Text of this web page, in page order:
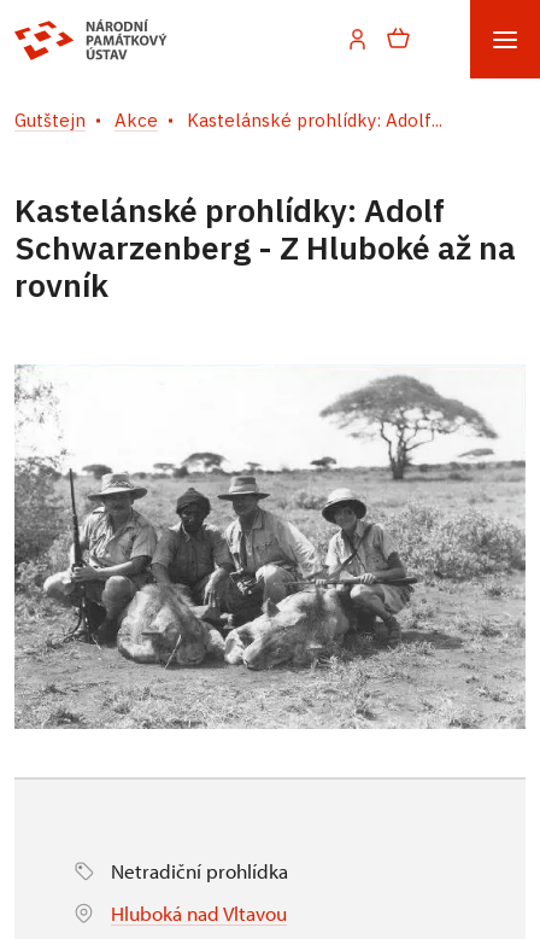
Gutštejn Akce Kastelánské prohlídky: Adolf...
Kastelánské prohlídky: Adolf
Schwarzenberg - Z Hluboké až na
rovník
Netradiční prohlídka
Hluboká nad Vltavou